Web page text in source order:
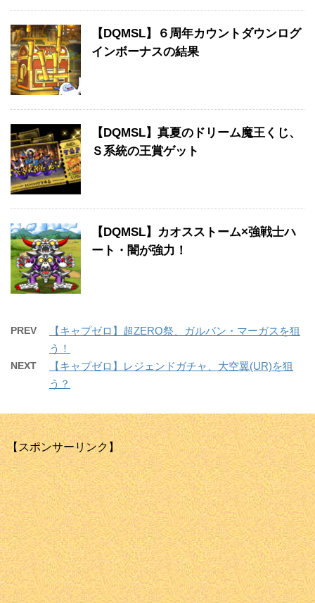
【DQMSL】６周年カウントダウンログ
インボーナスの結果
【DQMSL】真夏のドリーム魔王くじ、
Ｓ系統の王賞ゲット
【DQMSL】カオスストーム×強戦士ハ
ート・闇が強力！
PREV
【キャプゼロ】超ZERO祭、ガルバン・マーガスを狙
う！
NEXT
【キャプゼロ】レジェンドガチャ、大空翼(UR)を狙
う？
【スポンサーリンク】